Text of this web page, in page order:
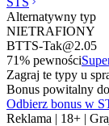
Alternatywny typ
NIETRAFIONY
BTTS-Tak@2.05
71% pewności
Zagraj te typy u
Bonus powitalny
Odbierz bonus w
Reklama | 18+ |